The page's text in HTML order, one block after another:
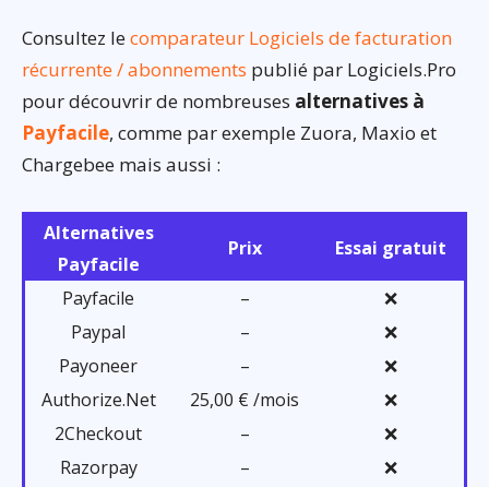
Consultez lecomparateur Logiciels de facturation
récurrente / abonnements publié par Logiciels.Pro
pour découvrir de nombreuses alternatives à
Payfacile, comme par exemple Zuora, Maxio et
Chargebee mais aussi :
Alternatives
Payfacile
Prix Essai gratuit
Payfacile –
❌
Paypal
–
❌
Payoneer
–
❌
Authorize.Net
25,00 € /mois
❌
2Checkout
–
❌
Razorpay
–
❌